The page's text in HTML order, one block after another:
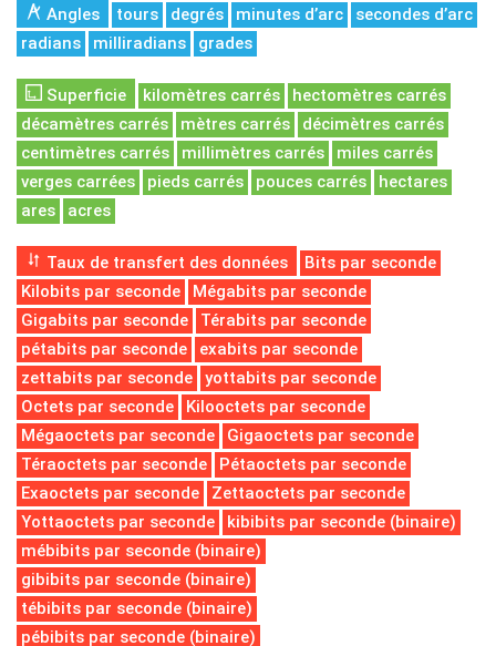
Angles tours degrés minutes d’arc
secondes d’arc
radians
milliradians grades
Superficie kilomètres carrés
hectomètres carrés
décamètres carrés
mètres carrés
décimètres carrés
centimètres carrés
millimètres carrés
miles carrés
verges carrées
pieds carrés pouces carrés
hectares
ares
acres
Taux de transfert des données
Bits par seconde
Kilobits par seconde
Mégabits par seconde
Gigabits par seconde
Térabits par seconde
pétabits par seconde
exabits par seconde
zettabits par seconde
yottabits par seconde
Octets par seconde
Kilooctets par seconde
Mégaoctets par seconde
Gigaoctets par seconde
Téraoctets par seconde
Pétaoctets par seconde
Exaoctets par seconde
Zettaoctets par seconde
Yottaoctets par seconde
kibibits par seconde (binaire)
mébibits par seconde (binaire)
gibibits par seconde (binaire)
tébibits par seconde (binaire)
pébibits par seconde (binaire)